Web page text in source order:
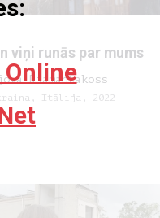
viņi runās par mums
Diamantakoss
Itālija, 2022